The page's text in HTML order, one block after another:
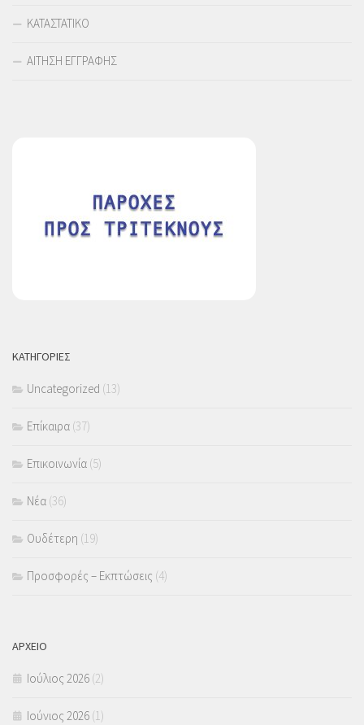
ΚΑΤΑΣΤΑΤΙΚΟ
ΑΙΤΗΣΗ ΕΓΓΡΑΦΗΣ
ΚΑΤΗΓΟΡΙΕΣ
Uncategorized (13)
Επίκαιρα (37)
Επικοινωνία (5)
Νέα (36)
Ουδέτερη (19)
Προσφορές – Εκπτώσεις (4)
ΑΡΧΕΙΟ
Ιούλιος 2026 (2)
Ιούνιος 2026 (1)